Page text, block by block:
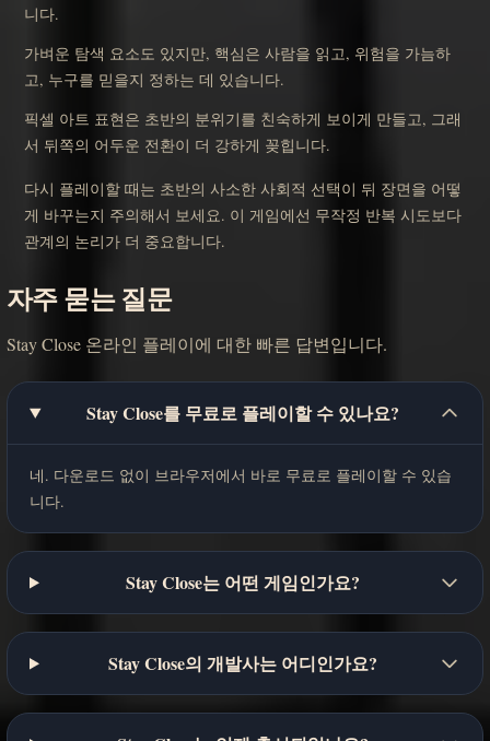
니다.
가벼운 탐색 요소도 있지만, 핵심은 사람을 읽고, 위험을 가늠하
고, 누구를 믿을지 정하는 데 있습니다.
픽셀 아트 표현은 초반의 분위기를 친숙하게 보이게 만들고, 그래
서 뒤쪽의 어두운 전환이 더 강하게 꽂힙니다.
다시 플레이할 때는 초반의 사소한 사회적 선택이 뒤 장면을 어떻
게 바꾸는지 주의해서 보세요. 이 게임에선 무작정 반복 시도보다
관계의 논리가 더 중요합니다.
자주 묻는 질문
Stay Close 온라인 플레이에 대한 빠른 답변입니다.
Stay Close를 무료로 플레이할 수 있나요?
네. 다운로드 없이 브라우저에서 바로 무료로 플레이할 수 있습
니다.
Stay Close는 어떤 게임인가요?
Stay Close의 개발사는 어디인가요?